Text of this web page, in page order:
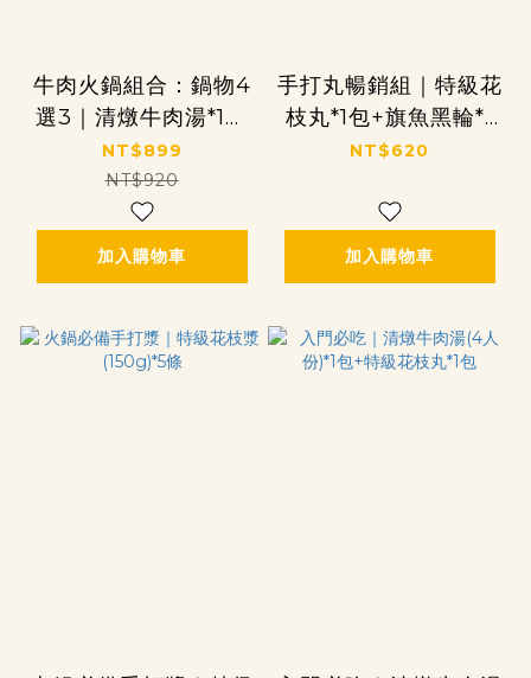
牛肉火鍋組合：鍋物4
選3｜清燉牛肉湯*1包
+(花枝條/黑輪/螺旋
丸/花枝漿)選3包
NT$899
NT$920
加入購物車
手打丸暢銷組｜特級花
枝丸*1包+旗魚黑輪*1
包+螺旋丸*1包
NT$620
加入購物車